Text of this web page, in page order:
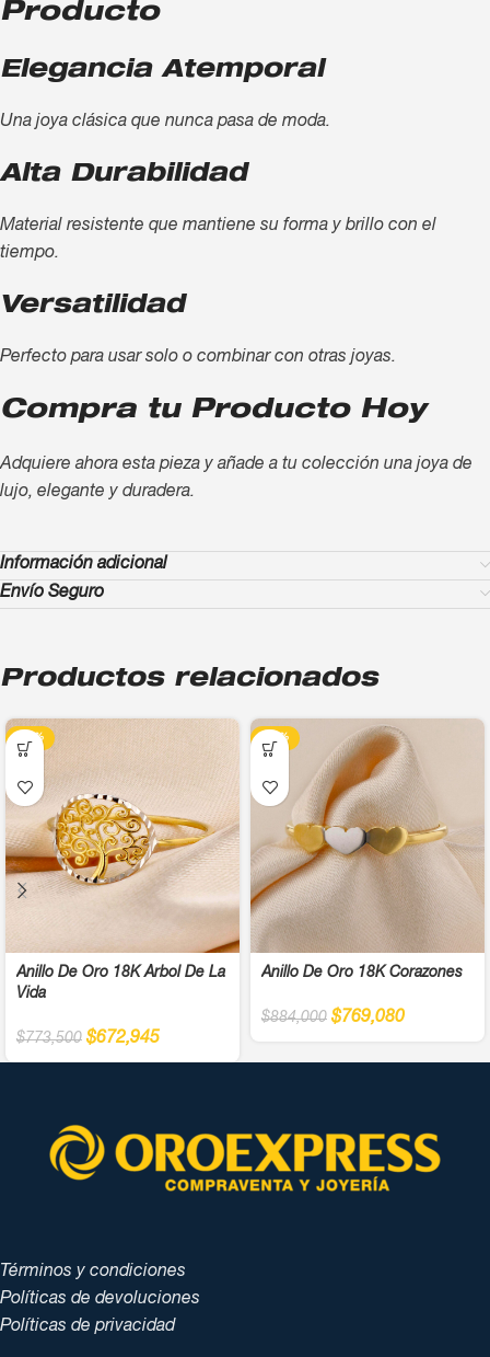
Producto
Elegancia Atemporal
Una joya clásica que nunca pasa de moda.
Alta Durabilidad
Material resistente que mantiene su forma y brillo con el
tiempo.
Versatilidad
Perfecto para usar solo o combinar con otras joyas.
Compra tu Producto Hoy
Adquiere ahora esta pieza y añade a tu colección una joya de
lujo, elegante y duradera.
Información adicional
Envío Seguro
Productos relacionados
-13%
Anillo De Oro 18K Árbol De La
Vida
$773,500 $672,945
-13%
Anillo De Oro 18K Corazones
$884,000 $769,080
Términos y condiciones
Políticas de devoluciones
Políticas de privacidad